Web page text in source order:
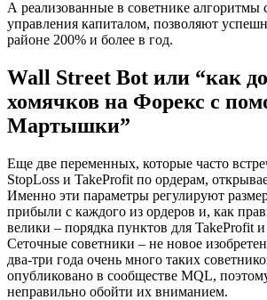
А реализованные в советнике алгоритмы
управления капиталом, позволяют
районе 200% и более в год.
Wall Street Bot или “как
хомячков на Форекс с
Мартышки”
Еще две переменных, которые часто
StopLoss и TakeProfit по ордерам,
Именно эти параметры регулируют
прибыли с каждого из ордеров и, как
велики – порядка пунктов для TakeProfit
Сеточные советники – не новое
два-три года очень много таких
опубликовано в сообществе MQL,
неправильно обойти их вниманием.